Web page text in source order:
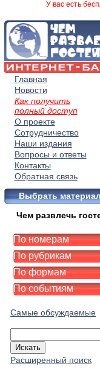
У вас есть
Главная
Новости
Как получить
полный доступ
О проекте
Сотрудничество
Наши издания
Вопросы и ответы
Контакты
Обратная связь
Выбрать
Чем развлечь
По номерам
По рубрикам
По формам
По событиям
Самые обсуждаемые
Расширенный поиск